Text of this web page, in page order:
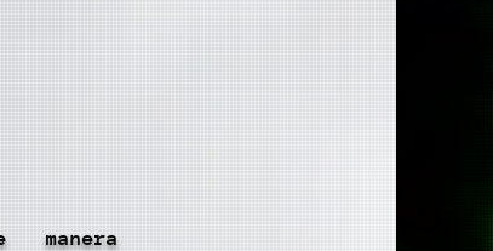
manera